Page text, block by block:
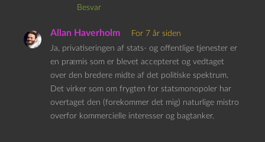
Besvar
Allan Haverholm
For 7 år siden
Ja, privatiseringen af stats- og offentlige tjenester er
en præmis som er blevet accepteret og vedtaget
over den bredere midte af det politiske spektrum.
Det virker som om frygten for statsmonopoler har
overtaget den (forekommer det mig) naturlige mistro
overfor kommercielle interesser og bagtanker.